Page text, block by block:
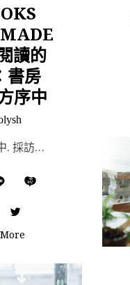
讀的
書房
序中
口述/ 方序中. 採訪、編整/ Alice Chan. Film & Photography...